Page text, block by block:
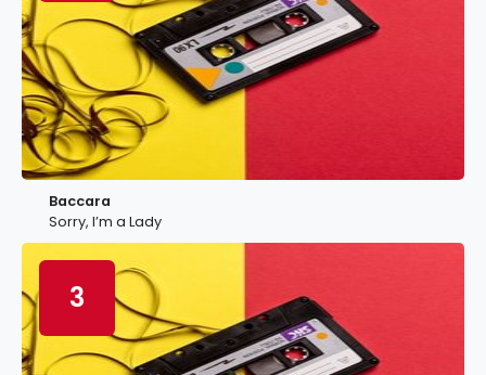
Baccara
Sorry, I’m a Lady
3